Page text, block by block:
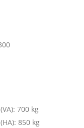
700 kg
850 kg